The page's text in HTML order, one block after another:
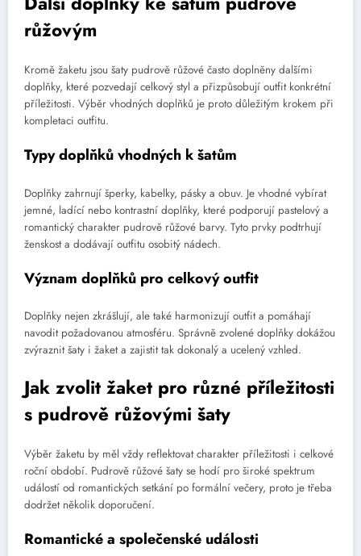
růžovým
Kromě žaketu jsou šaty pudrově růžové často doplněny dalšími
doplňky, které pozvedají celkový styl a přizpůsobují outfit konkrétní
příležitosti. Výběr vhodných doplňků je proto důležitým krokem při
kompletaci outfitu.
Typy doplňků vhodných k šatům
Doplňky zahrnují šperky, kabelky, pásky a obuv. Je vhodné vybírat
jemné, ladící nebo kontrastní doplňky, které podporují pastelový a
romantický charakter pudrově růžové barvy. Tyto prvky podtrhují
ženskost a dodávají outfitu osobitý nádech.
Význam doplňků pro celkový outfit
Doplňky nejen zkrášlují, ale také harmonizují outfit a pomáhají
navodit požadovanou atmosféru. Správně zvolené doplňky dokážou
zvýraznit šaty i žaket a zajistit tak dokonalý a ucelený vzhled.
Jak zvolit žaket pro různé příležitosti
s pudrově růžovými šaty
Výběr žaketu by měl vždy reflektovat charakter příležitosti i celkové
roční období. Pudrově růžové šaty se hodí pro široké spektrum
událostí od romantických setkání po formální večery, proto je třeba
dodržet několik doporučení.
Romantické a společenské události